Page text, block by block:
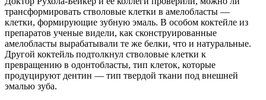
трансформировать стволовые клетки в амелобласты —
клетки, формирующие зубную эмаль. В особом коктейле из
препаратов ученые видели, как сконструированные
амелобласты вырабатывали те же белки, что и натуральные.
Другой коктейль подтолкнул стволовые клетки к
превращению в одонтобласты, тип клеток, которые
продуцируют дентин — тип твердой ткани под внешней
эмалью зуба.